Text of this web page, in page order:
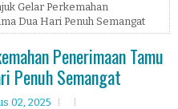
Gelar Perkemahan
Dua Hari Penuh Semangat
Penerimaan Tamu
Penuh Semangat
02, 2025